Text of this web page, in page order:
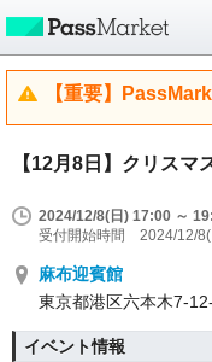
【重要】
【12月8日】クリスマ
2024/12/8(日) 17:00 ～
受付開始時間 2024/12/8(
麻布迎賓館
東京都港区六本木7-
イベント情報